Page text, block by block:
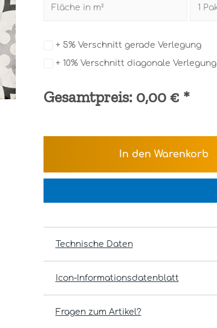
+ 5% Verschnitt gerade Verlegung
+ 10% Verschnitt diagonale Verlegung
Gesamtpreis: 0,00 € *
In den Warenkorb
Technische Daten
Icon-Informationsdatenblatt
Fragen zum Artikel?